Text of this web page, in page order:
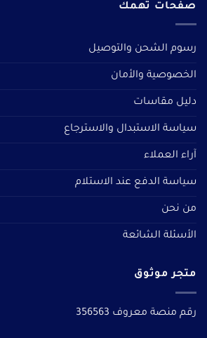
صفحات تهمك
رسوم الشحن والتوصيل
الخصوصية والأمان
دليل مقاسات
سياسة الاستبدال والاسترجاع
آراء العملاء
سياسة الدفع عند الاستلام
من نحن
الأسئلة الشائعة
متجر موثوق
رقم منصة معروف 356563